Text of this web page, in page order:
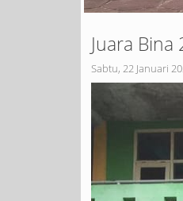
Juara Bina
Sabtu, 22 Januari